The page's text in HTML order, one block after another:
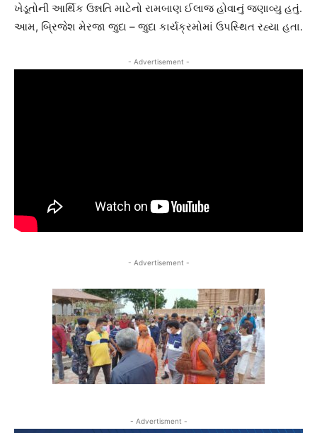
ખેડૂતોની આર્થિક ઉન્નતિ માટેનો રામબાણ ઈલાજ હોવાનું જણાવ્યુ હતું.
આમ, બ્રિજેશ મેરજા જુદા – જુદા કાર્યક્રમોમાં ઉપસ્થિત રહ્યા હતા.
- Advertisement -
- Advertisement -
- Advertisment -